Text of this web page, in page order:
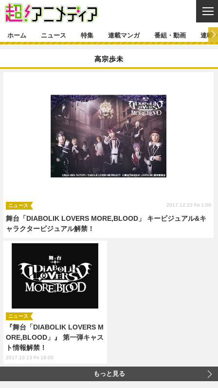
ゲーム・アプリ マンガ
映画 音楽
グッズ イベント
声優 コスプレ
新帝スタ
特集一覧 カバー
インタビュー レポート
ラキりす
連載マンガ一覧 連載一覧
番組・動画一覧 ラジオ
動画
連載・ブログ一覧 コラム
編集部ブログ・お知らせ
ホーム ニュース 特集 連載マンガ 番組・動画 連載
高宗歩未
舞台「DIABOLIK LOVERS MORE,BLOOD」 キービジュアル&キ
ャラクタービジュアル解禁！
ニュース 2017.12.22 Fri 1:00
『舞台「DIABOLIK LOVERS M
ORE,BLOOD」』 第一弾キャス
ト情報解禁！
ニュース
2017.10.13 Fri 18:00
もっと見る